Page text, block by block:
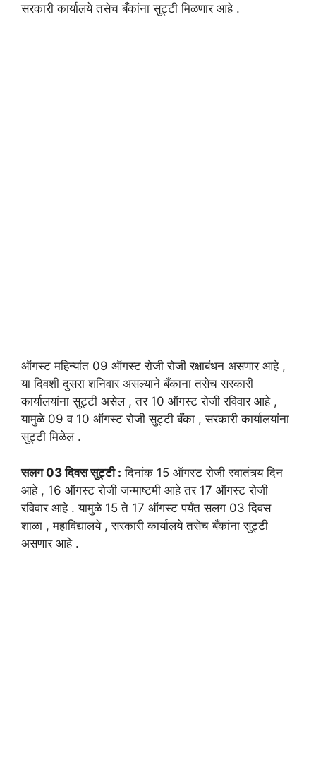
सरकारी कार्यालये तसेच बँकांना सुट्टी मिळणार आहे .
ऑगस्ट महिन्यांत 09 ऑगस्ट रोजी रोजी रक्षाबंधन असणार आहे ,
या दिवशी दुसरा शनिवार असल्याने बँकाना तसेच सरकारी
कार्यालयांना सुट्टी असेल , तर 10 ऑगस्ट रोजी रविवार आहे ,
यामुळे 09 व 10 ऑगस्ट रोजी सुट्टी बँका , सरकारी कार्यालयांना
सुट्टी मिळेल .
सलग 03 दिवस सुट्टी : दिनांक 15 ऑगस्ट रोजी स्वातंत्र्य दिन
आहे , 16 ऑगस्ट रोजी जन्माष्टमी आहे तर 17 ऑगस्ट रोजी
रविवार आहे . यामुळे 15 ते 17 ऑगस्ट पर्यंत सलग 03 दिवस
शाळा , महाविद्यालये , सरकारी कार्यालये तसेच बँकांना सुट्टी
असणार आहे .